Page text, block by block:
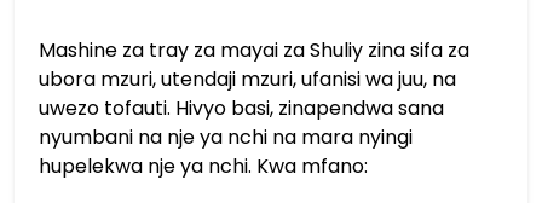
Mashine za tray za mayai za Shuliy zina sifa za
ubora mzuri, utendaji mzuri, ufanisi wa juu, na
uwezo tofauti. Hivyo basi, zinapendwa sana
nyumbani na nje ya nchi na mara nyingi
hupelekwa nje ya nchi. Kwa mfano: